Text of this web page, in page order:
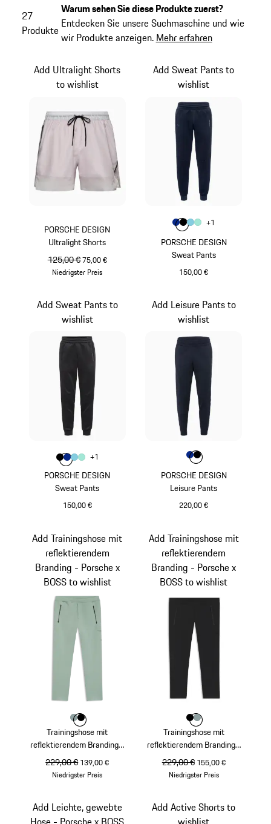
27
Produkte
Warum sehen Sie diese Produkte zuerst?
Entdecken Sie unsere Suchmaschine und wie
wir Produkte anzeigen. Mehr erfahren
PORSCHE DESIGN
Ultralight Shorts
ursprünglicher Preis
125,00 €Verkaufspreis
75,00 €
Niedrigster Preis
Add Ultralight Shorts
to wishlist
PORSCHE DESIGN
Sweat Pants
150,00 €
Add Sweat Pants to
wishlist
Farbe
Farbeblau
Farbe schwarz
Farbehellblau
Farbe
+1
PORSCHE DESIGN
Sweat Pants
150,00 €
Add Sweat Pants to
wishlist
Farbe
Farbeschwarz
Farbe blau
Farbehellblau
Farbe
+1
PORSCHE DESIGN
Leisure Pants
220,00 €
Add Leisure Pants to
wishlist
Farbe
FarbeFarbe
Trainingshose mit
reflektierendem Branding -
Porsche x BOSS
ursprünglicher Preis
229,00 €Verkaufspreis
139,00 €
Niedrigster Preis
Add Trainingshose mit
reflektierendem
Branding - Porsche x
BOSS to wishlist
Farbe
FarbeFarbe
Trainingshose mit
reflektierendem Branding -
Porsche x BOSS
ursprünglicher Preis
229,00 €Verkaufspreis
155,00 €
Niedrigster Preis
Add Trainingshose mit
reflektierendem
Branding - Porsche x
BOSS to wishlist
Farbe
FarbeFarbe
Add Leichte, gewebte
Add Active Shorts to